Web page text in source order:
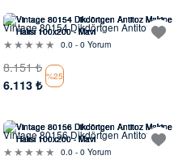
Vintage 80154 Dikdörtgen Antitoz
Makine Halısı0.0 - 0 Yorum
8.151₺
6.113 ₺
%25
Vintage 80156 Dikdörtgen Antitoz
Makine Halısı0.0 - 0 Yorum